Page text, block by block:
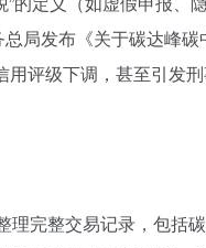
局发布《关于碳达峰
评级下调，甚至引发
完整交易记录，包括